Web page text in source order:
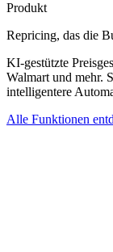
Produkt
Repricing, das die
KI-gestützte
Walmart und mehr.
intelligentere
Alle Funktionen